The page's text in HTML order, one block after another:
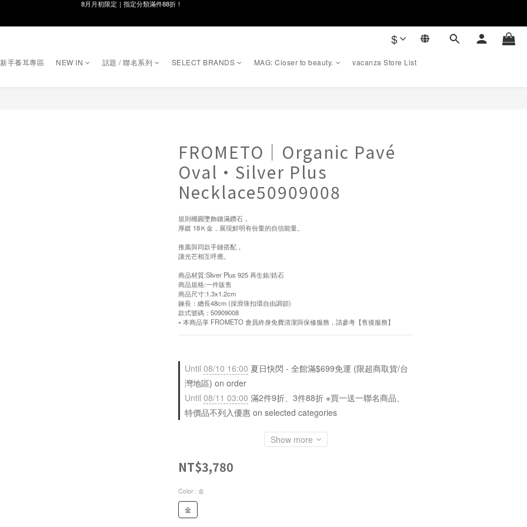
8月月初限定｜指定分類滿件88折！
$
手養耳專區 NEW IN 話題 / 聯名系列 SELECT BRANDS MAG: Closer to beauty. vacanza Store List
FROMETO｜Organic Pavé
Oval・Silver Plus
Necklace50909008
規則橢圓墜飾鑲滿鑽石，
厚鍍 18Ｋ金，展現鮮明有份量的自信能量。
推薦與同款手鏈搭配，
讓光芒相互呼應。
商品材質:Sliver Plus 925 再生銀/鋯石
商品規格:一件販售
商品尺寸:1.3x1.2cm
鍊長：總長48cm (採滑珠扣環自由調節)
款式號碼：50909008
⭑ 本商品享 FROMETO 會員終身免費清潔與保修服務，請參考【售後服務】
Until 08/10 16:00 夏日快閃 - 全館滿$699免運 (限超商取貨/台
灣地區) on order
Until 08/11 03:00 滿2件9折、3件88折 ※買一送一聯名商品、
特價品不列入優惠 on selected categories
Show more
NT$3,780
Color : 金
金